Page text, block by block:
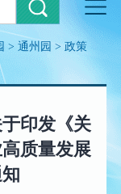
>通州园 >政策
印发《关
质量发展